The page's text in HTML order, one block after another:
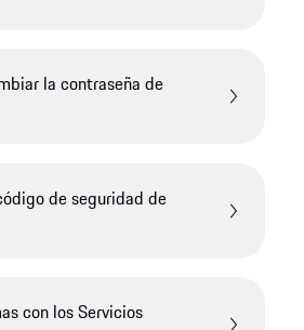
la contraseña de
de seguridad de
con los Servicios